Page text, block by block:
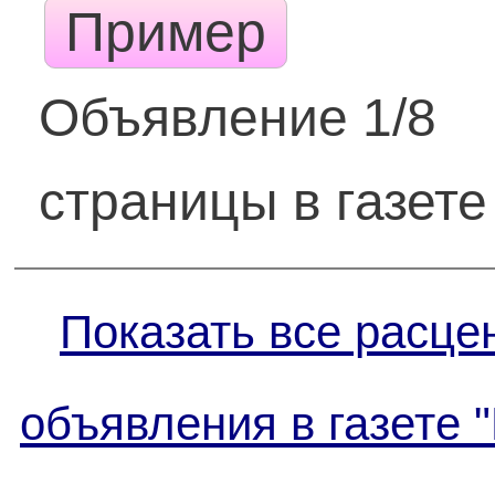
Пример
Объявление 1/8
страницы в газете
Показать все
объявления в газете